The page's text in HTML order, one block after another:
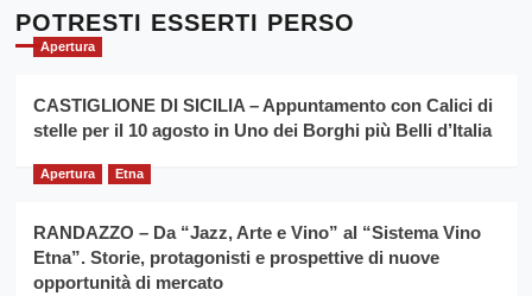
l’
evento
la
filiera
grano
Cronoscalata
per
il
anno
Franco
Caruso
POTRESTI ESSERTI PERSO
Apertura
CASTIGLIONE DI SICILIA – Appuntamento con Calici di
stelle per il 10 agosto in Uno dei Borghi più Belli d’Italia
Apertura Etna
RANDAZZO – Da “Jazz, Arte e Vino” al “Sistema Vino
Etna”. Storie, protagonisti e prospettive di nuove
opportunità di mercato